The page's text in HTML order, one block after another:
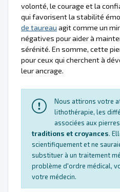
volonté, le courage et la
qui favorisent la stabilité
de taureau agit comme un
négatives pour aider à
sérénité. En somme, cette
pour ceux qui cherchent à
leur ancrage.
Nous attirons votre
lithothérapie, les
associées aux
traditions et croyances.
scientifiquement et ne
substituer à un traitement
problème d'ordre médical,
votre médecin.